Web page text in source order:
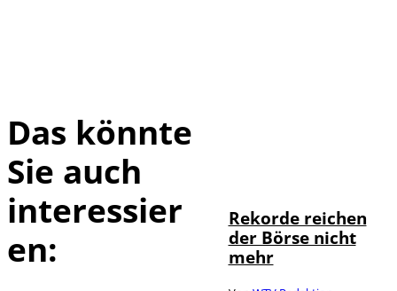
Das könnte
Sie auch
interessier
en:
Rekorde reichen
der Börse nicht
mehr